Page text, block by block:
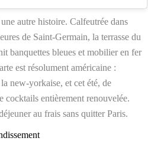
autre histoire. Calfeutrée dans
de Saint-Germain, la terrasse du
banquettes bleues et mobilier en fer
est résolument américaine :
new-yorkaise, et cet été, de
cocktails entièrement renouvelée.
au frais sans quitter Paris.